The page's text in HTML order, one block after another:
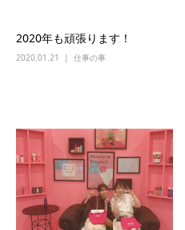
2020年も頑張ります！
2020.01.21 仕事の事